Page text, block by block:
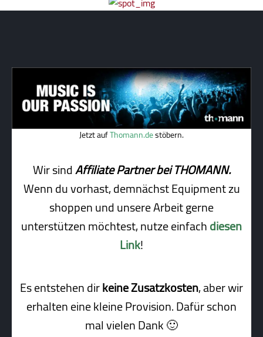
Jetzt aufThomann.destöbern.
Wir sindAffiliate Partner bei THOMANN.
Wenn du vorhast, demnächst Equipment zu
shoppen und unsere Arbeit gerne
unterstützen möchtest, nutze einfachdiesen
Link!
Es entstehen dirkeine Zusatzkosten, aber wir
erhalten eine kleine Pro­vi­sion. Dafür schon
mal vielen Dank 🙂